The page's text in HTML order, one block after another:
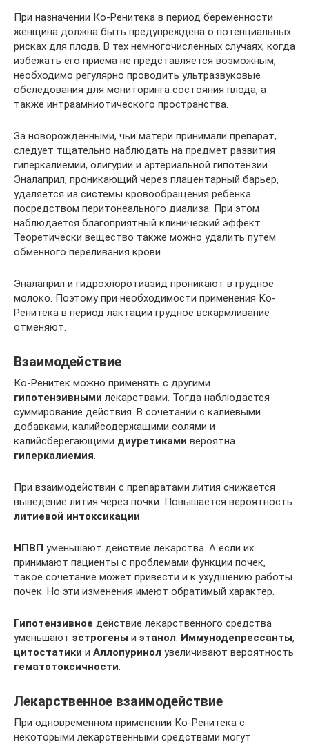
При назначении Ко-Ренитека в период беременности
женщина должна быть предупреждена о потенциальных
рисках для плода. В тех немногочисленных случаях, когда
избежать его приема не представляется возможным,
необходимо регулярно проводить ультразвуковые
обследования для мониторинга состояния плода, а
также интраамниотического пространства.
За новорожденными, чьи матери принимали препарат,
следует тщательно наблюдать на предмет развития
гиперкалиемии, олигурии и артериальной гипотензии.
Эналаприл, проникающий через плацентарный барьер,
удаляется из системы кровообращения ребенка
посредством перитонеального диализа. При этом
наблюдается благоприятный клинический эффект.
Теоретически вещество также можно удалить путем
обменного переливания крови.
Эналаприл и гидрохлоротиазид проникают в грудное
молоко. Поэтому при необходимости применения Ко-
Ренитека в период лактации грудное вскармливание
отменяют.
Взаимодействие
Ко-Ренитек можно применять с другими
гипотензивными лекарствами. Тогда наблюдается
суммирование действия. В сочетании с калиевыми
добавками, калийсодержащими солями и
калийсберегающими диуретиками вероятна
гиперкалиемия.
При взаимодействии с препаратами лития снижается
выведение лития через почки. Повышается вероятность
литиевой интоксикации.
НПВП уменьшают действие лекарства. А если их
принимают пациенты с проблемами функции почек,
такое сочетание может привести и к ухудшению работы
почек. Но эти изменения имеют обратимый характер.
Гипотензивное действие лекарственного средства
уменьшают эстрогены и этанол. Иммунодепрессанты,
цитостатики и Аллопуринол увеличивают вероятность
гематотоксичности.
Лекарственное взаимодействие
При одновременном применении Ко-Ренитека с
некоторыми лекарственными средствами могут